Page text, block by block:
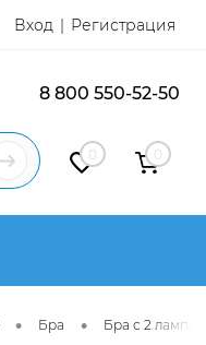
Вход Регистрация
8 800 550-52-50
0 0
• Бра • Бра с 2